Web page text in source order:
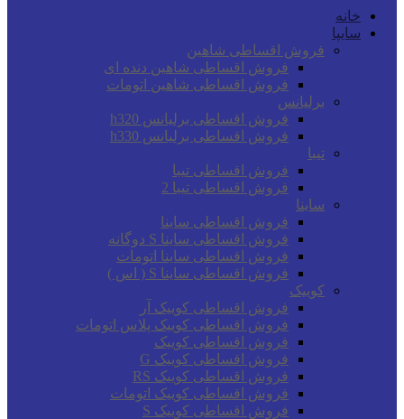
خانه
سایپا
فروش اقساطی شاهین
فروش اقساطی شاهین دنده ای
فروش اقساطی شاهین اتومات
برلیانس
فروش اقساطی برلیانس h320
فروش اقساطی برلیانس h330
تیبا
فروش اقساطی تیبا
فروش اقساطی تیبا 2
ساینا
فروش اقساطی ساینا
فروش اقساطی ساینا S دوگانه
فروش اقساطی ساینا اتومات
فروش اقساطی ساینا S ( اس )
کوییک
فروش اقساطی کوییک آر
فروش اقساطی کوییک پلاس اتومات
فروش اقساطی کوییک
فروش اقساطی کوییک G
فروش اقساطی کوییک RS
فروش اقساطی کوییک اتومات
فروش اقساطی کوییک S